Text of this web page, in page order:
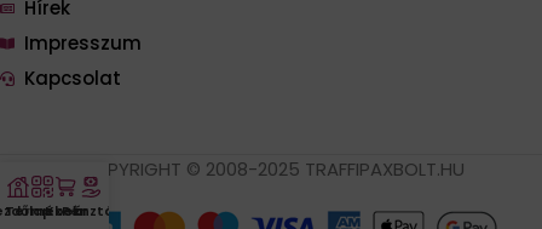
Hírek
Impresszum
Kapcsolat
COPYRIGHT © 2008-2025 TRAFFIPAXBOLT.HU
Termékek
Kosár
Pénztár